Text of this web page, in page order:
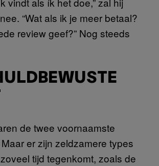
“Wat als ik je meer betaal?
review geef?” Nog steeds
de twee voornaamste
er zijn zeldzamere types
tijd tegenkomt, zoals de